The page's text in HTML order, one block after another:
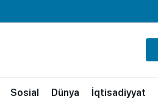
Sosial Dünya İqtisadiyyat